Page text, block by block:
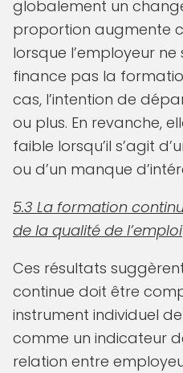
globalement un
proportion augmente
lorsque l’employeur
finance pas la
cas, l’intention de
ou plus. En revanche,
faible lorsqu’il s’agit
ou d’un manque
5.3 La formation
de la qualité de l’emploi
Ces résultats
continue doit être
instrument individuel
comme un indicateur
relation entre